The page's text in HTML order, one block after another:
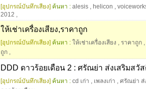
[อุปกรณ์บันทึกเสียง] ค้นหา : alesis , helicon ,
2012 ,
ให้เช่าเครื่องเสียง,ราคาถูก
[อุปกรณ์บันทึกเสียง] ค้นหา : ให้เช่าเครื่องเสียง , ราคาถูก ,
ถูก ,
DDD ดาวร้อยเดือน 2 : ศรัณย่า ส่งเสริมสวั
[อุปกรณ์บันทึกเสียง] ค้นหา : cd เก่า , เพลงเก่า , ศรัณย่า ส่